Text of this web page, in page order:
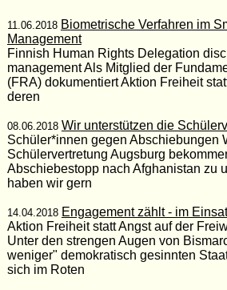
11.06.2018 Biometrische Verfahren im
Management
Finnish Human Rights Delegation
management Als Mitglied der
(FRA) dokumentiert Aktion Freiheit
deren
08.06.2018 Wir unterstützen die
Schüler*innen gegen Abschiebungen
Schülervertretung Augsburg
Abschiebestopp nach Afghanistan zu
haben wir gern
14.04.2018 Engagement zählt - im
Aktion Freiheit statt Angst auf der
Unter den strengen Augen von
weniger" demokratisch gesinnten
sich im Roten